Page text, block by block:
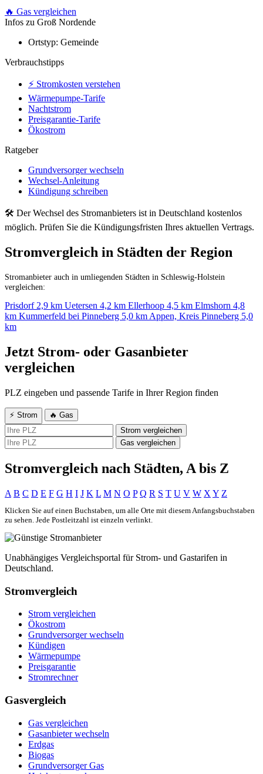
🔥 Gas vergleichen
Infos zu Groß Nordende
Ortstyp: Gemeinde
Verbrauchstipps
⚡ Stromkosten verstehen
Wärmepumpe-Tarife
Nachtstrom
Preisgarantie-Tarife
Ökostrom
Ratgeber
Grundversorger wechseln
Wechsel-Anleitung
Kündigung schreiben
🛠 Der Wechsel des Stromanbieters ist in Deutschland kostenlos
möglich. Prüfen Sie die Kündigungsfristen Ihres aktuellen Vertrags.
Stromvergleich in Städten der Region
Stromanbieter auch in umliegenden Städten in Schleswig-Holstein
vergleichen:
Prisdorf 2,9 km Uetersen 4,2 km Ellerhoop 4,5 km Elmshorn 4,8
km Kummerfeld bei Pinneberg 5,0 km Appen, Kreis Pinneberg 5,0
km
Jetzt Strom- oder Gasanbieter
vergleichen
PLZ eingeben und passende Tarife in Ihrer Region finden
⚡ Strom
🔥 Gas
Strom vergleichen
Gas vergleichen
Stromvergleich nach Städten, A bis Z
A B C D E F G H I J K L M N O P Q R S T U V W X Y Z
Klicken Sie auf einen Buchstaben, um alle Orte mit diesem Anfangsbuchstaben
zu sehen. Jede Postleitzahl ist einzeln verlinkt.
Unabhängiges Vergleichsportal für Strom- und Gastarifen in
Deutschland.
Stromvergleich
Strom vergleichen
Ökostrom
Grundversorger wechseln
Kündigen
Wärmepumpe
Preisgarantie
Stromrechner
Gasvergleich
Gas vergleichen
Gasanbieter wechseln
Erdgas
Biogas
Grundversorger Gas